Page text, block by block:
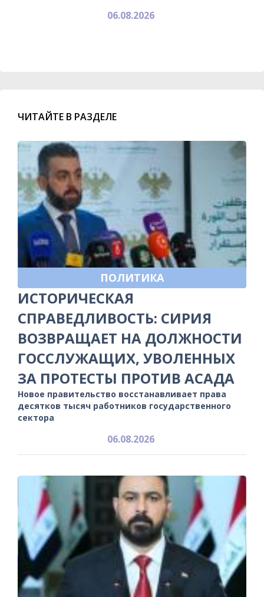
06.08.2026
ЧИТАЙТЕ В РАЗДЕЛЕ
ПОЛИТИКА
ИСТОРИЧЕСКАЯ
СПРАВЕДЛИВОСТЬ: СИРИЯ
ВОЗВРАЩАЕТ НА ДОЛЖНОСТИ
ГОССЛУЖАЩИХ, УВОЛЕННЫХ
ЗА ПРОТЕСТЫ ПРОТИВ АСАДА
Новое правительство восстанавливает права
десятков тысяч работников государственного
сектора
06.08.2026